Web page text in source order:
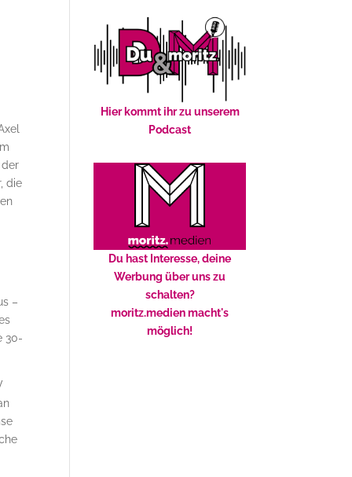
der
die
–
30-
Hier kommt ihr zu unserem
Podcast
Du hast Interesse, deine
Werbung über uns zu
schalten?
moritz.medien macht's
möglich!